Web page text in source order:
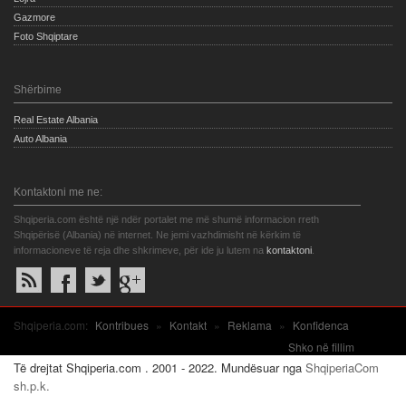
Gazmore
Foto Shqiptare
Shërbime
Real Estate Albania
Auto Albania
Kontaktoni me ne:
Shqiperia.com është një ndër portalet me më shumë informacion rreth
Shqipërisë (Albania) në internet. Ne jemi vazhdimisht në kërkim të
informacioneve të reja dhe shkrimeve, për ide ju lutem na kontaktoni
Shqiperia.com: Kontribues » Kontakt » Reklama »
Konfidenca
Shko në fillim
Të drejtat Shqiperia.com . 2001 - 2022. Mundësuar nga ShqiperiaCom
sh.p.k.